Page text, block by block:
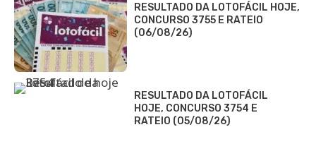
RESULTADO DA LOTOFÁCIL HOJE,
CONCURSO 3755 E RATEIO
(06/08/26)
RESULTADO DA LOTOFÁCIL
HOJE, CONCURSO 3754 E
RATEIO (05/08/26)